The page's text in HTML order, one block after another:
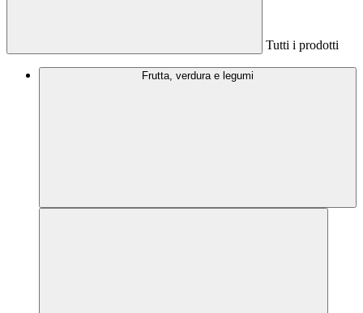
Tutti i prodotti
Frutta, verdura e legumi